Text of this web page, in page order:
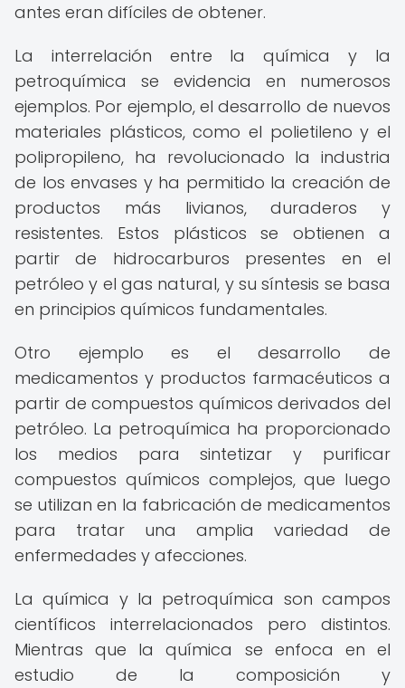
antes eran difíciles de obtener.
La interrelación entre la química y la
petroquímica se evidencia en numerosos
ejemplos. Por ejemplo, el desarrollo de nuevos
materiales plásticos, como el polietileno y el
polipropileno, ha revolucionado la industria
de los envases y ha permitido la creación de
productos más livianos, duraderos y
resistentes. Estos plásticos se obtienen a
partir de hidrocarburos presentes en el
petróleo y el gas natural, y su síntesis se basa
en principios químicos fundamentales.
Otro ejemplo es el desarrollo de
medicamentos y productos farmacéuticos a
partir de compuestos químicos derivados del
petróleo. La petroquímica ha proporcionado
los medios para sintetizar y purificar
compuestos químicos complejos, que luego
se utilizan en la fabricación de medicamentos
para tratar una amplia variedad de
enfermedades y afecciones.
La química y la petroquímica son campos
científicos interrelacionados pero distintos.
Mientras que la química se enfoca en el
estudio de la composición y